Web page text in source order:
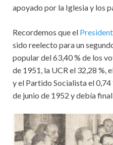
apoyado por la Iglesia y los
Recordemos que el
sido reelecto para un
popular del 63,40 % de los
de 1951, la UCR el 32,28 %,
y el Partido Socialista el
de junio de 1952 y debía